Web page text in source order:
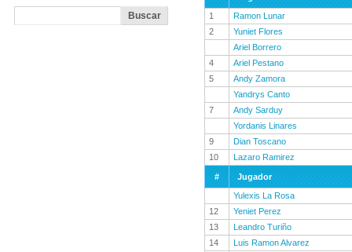
1
Ramon Lunar
2
Yuniet Flores
Ariel Borrero
4
Ariel Pestano
5
Andy Zamora
Yandrys Canto
7
Andy Sarduy
Yordanis Linares
9
Dian Toscano
10
Lazaro Ramirez
#
Jugador
Yulexis La Rosa
12
Yeniet Perez
13
Leandro Turiño
14
Luis Ramon Alvarez